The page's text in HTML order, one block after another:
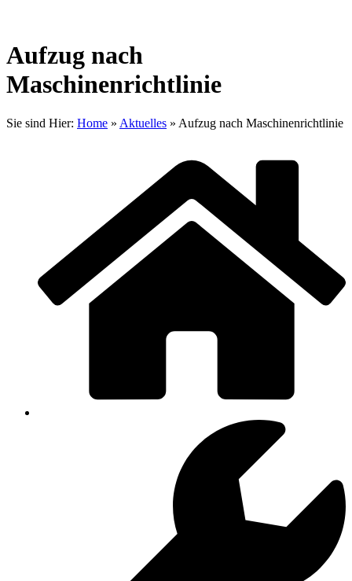
Aufzug nach
Maschinenrichtlinie
Sie sind Hier: Home » Aktuelles » Aufzug nach Maschinenrichtlinie